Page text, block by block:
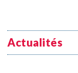
Actualités